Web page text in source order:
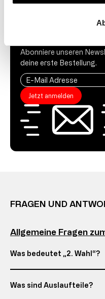
Abonniere unseren
deine erste Bestellung.
Jetzt anmelden
FRAGEN UND
Allgemeine Fragen
Was bedeutet „2. Wahl“?
Was sind Auslaufteile?